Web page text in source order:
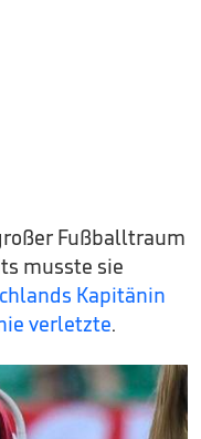
Fußballtraum
musste sie
Kapitänin
verletzte.